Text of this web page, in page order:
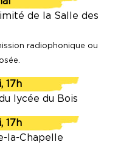
de la Salle des
radiophonique ou
17h
lycée du Bois
17h
la-Chapelle